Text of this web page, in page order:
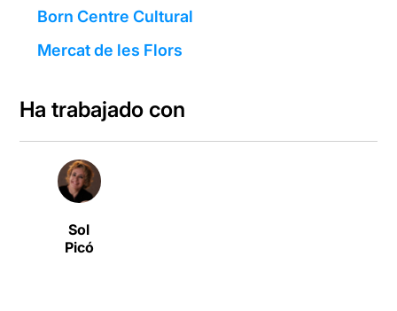
Born Centre Cultural
Mercat de les Flors
Ha trabajado con
Sol
Picó